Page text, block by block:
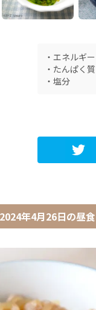
・ エネルギー
・ たんぱく質
・ 塩分
2024年4月26日の昼食